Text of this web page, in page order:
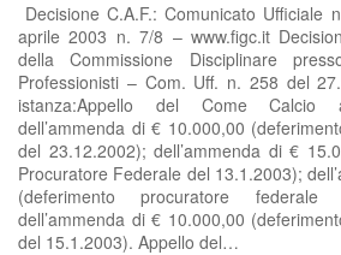
Decisione C.A.F.: Comunicato Ufficiale
aprile 2003 n. 7/8 – www.figc.it
della Commissione Disciplinare
Professionisti – Com. Uff. n. 258 del
istanza:Appello del Come Calcio
dell’ammenda di € 10.000,00
del 23.12.2002); dell’ammenda di €
Procuratore Federale del 13.1.2003);
(deferimento procuratore
dell’ammenda di € 10.000,00
del 15.1.2003). Appello del…